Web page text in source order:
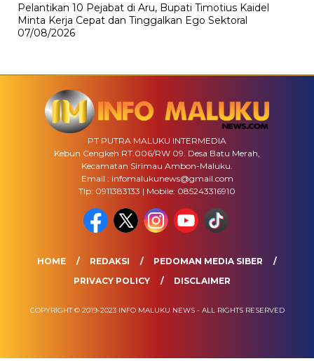
Pelantikan 10 Pejabat di Aru, Bupati Timotius Kaidel
Minta Kerja Cepat dan Tinggalkan Ego Sektoral
07/08/2026
PT PUTRA MALUKU INTERMEDIA
Kebun Cengkeh RT.006/RW 09. Desa Batu Merah,
Kecamatan Sirimau Ambon-Maluku.
Email : infomalukunews@gmail.com
Tlp: 0911383133 | Mobile: 085243316910
HOME REDAKSI
PEDOMAN MEDIA SIBER
PRIVACY POLICY
DISCLAIMER
COPYRIGHT © 2019-2023 INFO MALUKU NEWS - ALL RIGHTS RESERVED